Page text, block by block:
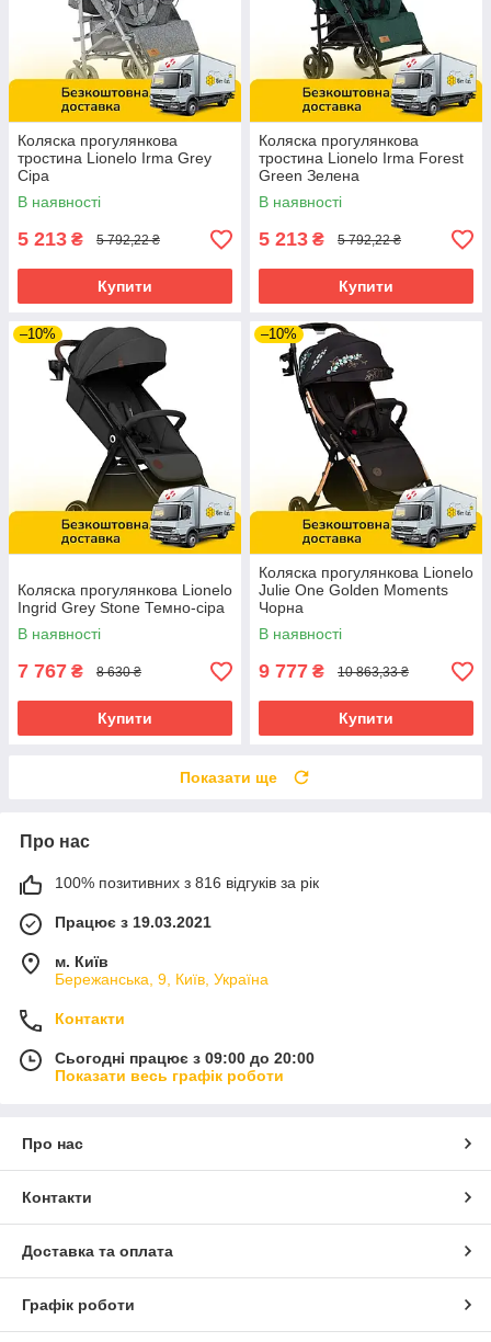
Коляска прогулянкова
тростина Lionelo Irma Grey
Сіра
В наявності
5 213 ₴ 5 792,22 ₴
Купити
Коляска прогулянкова
тростина Lionelo Irma Forest
Green Зелена
В наявності
5 213 ₴ 5 792,22 ₴
Купити
–10%
Коляска прогулянкова Lionelo
Ingrid Grey Stone Темно-сіра
В наявності
7 767 ₴ 8 630 ₴
Купити
–10%
Коляска прогулянкова Lionelo
Julie One Golden Moments
Чорна
В наявності
9 777 ₴ 10 863,33 ₴
Купити
Показати ще
Про нас
100% позитивних з 816 відгуків за рік
Працює з 19.03.2021
м. Київ
Бережанська, 9, Київ, Україна
Контакти
Сьогодні працює з 09:00 до 20:00
Показати весь графік роботи
Про нас
Контакти
Доставка та оплата
Графік роботи